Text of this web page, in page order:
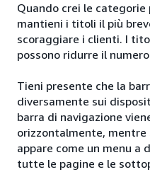
Quando crei le categorie
mantieni i titoli il più
scoraggiare i clienti. I
possono ridurre il
Tieni presente che la
diversamente sui
barra di navigazione
orizzontalmente, mentre
appare come un menu a
tutte le pagine e le